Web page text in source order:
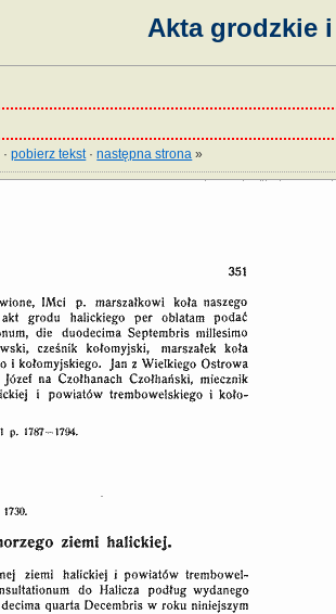
Akta grodzkie
·pobierz tekst·następna strona »